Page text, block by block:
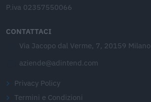
P.iva 02357550066
CONTATTACI
Via Jacopo dal Verme, 7, 20159 Milano
aziende@adintend.com
Privacy Policy
Termini e Condizioni